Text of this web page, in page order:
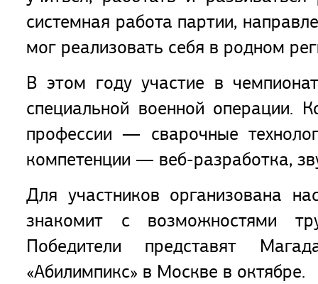
системная работа партии,
мог реализовать себя в родном
В этом году участие в
специальной военной операции.
профессии — сварочные
компетенции — веб-разработка,
Для участников организована
знакомит с возможностями
Победители представят
«Абилимпикс» в Москве в октябре.